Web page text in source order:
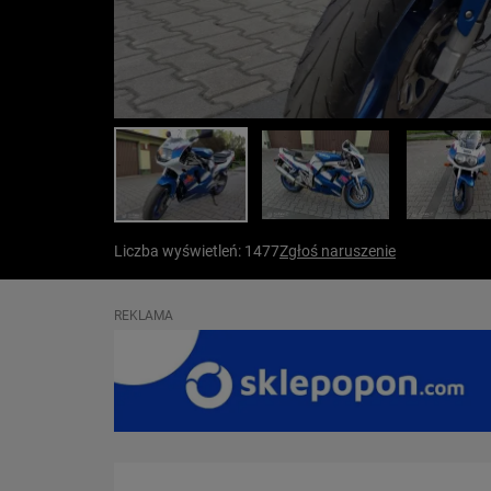
Liczba wyświetleń: 1477Zgłoś naruszenie
REKLAMA